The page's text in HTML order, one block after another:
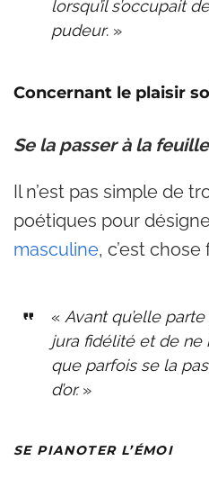
lorsqu’il s’occupait
pudeur. »
Concernant le plaisir
Se la passer à la feuille
Il n’est pas simple de
poétiques pour
masculine, c’est chose
« Avant qu’elle
jura fidélité et de ne
que parfois se la
d’or.»
SE PIANOTER L’ÉMOI